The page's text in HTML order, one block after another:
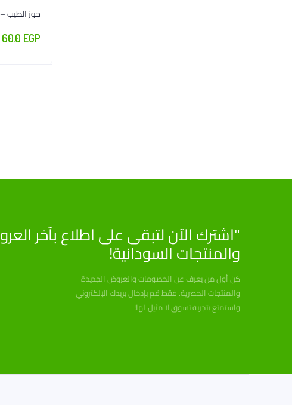
جوز الطيب – 100 جرام
60.0 EGP
"اشترك الآن لتبقى على اطلاع بآخر
والمنتجات السودانية!
كن أول من يعرف عن الخصومات والعروض الجديدة
والمنتجات الحصرية. فقط قم بإدخال بريدك الإلكتروني
واستمتع بتجربة تسوق لا مثيل لها!